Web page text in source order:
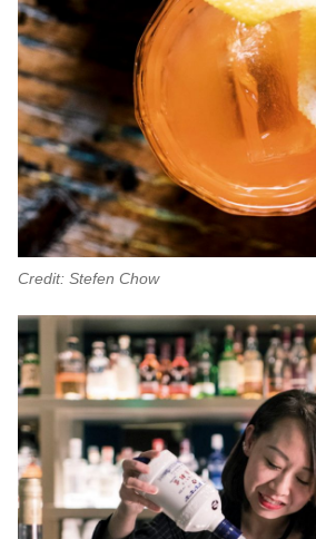
Credit: Stefen Chow